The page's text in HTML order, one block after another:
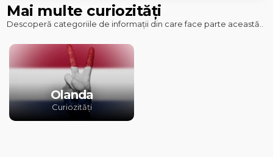
Mai multe curiozități
Descoperă categoriile de informații din care face parte această..
Olanda
Curiozități